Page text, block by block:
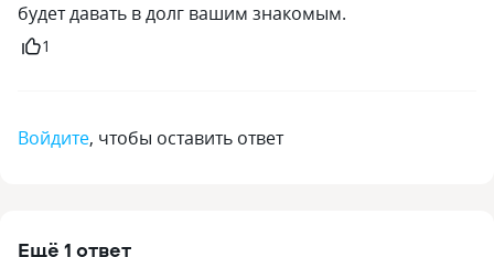
будет давать в долг вашим знакомым.
1
Войдите, чтобы оставить ответ
Ещё 1 ответ